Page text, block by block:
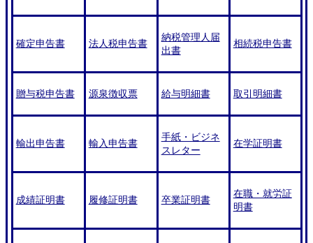
確定申告書 法人税申告書
納税管理人届
出書
相続税申告書
贈与税申告書 源泉徴収票 給与明細書 取引明細書
輸出申告書 輸入申告書
手紙・ビジネ
スレター
在学証明書
成績証明書 履修証明書 卒業証明書
在職・就労証
明書